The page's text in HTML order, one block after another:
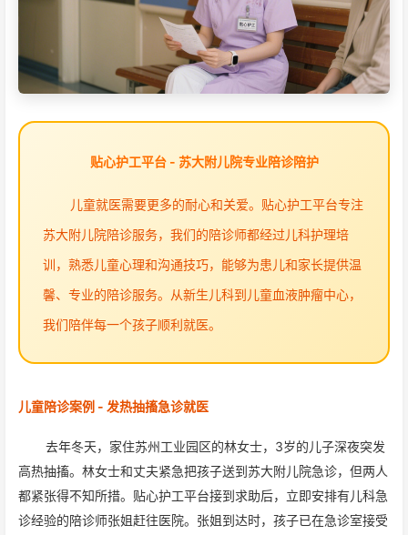
贴心护工平台 - 苏大附儿院专业陪诊陪护
儿童就医需要更多的耐心和关爱。贴心护工平台专注
苏大附儿院陪诊服务，我们的陪诊师都经过儿科护理培
训，熟悉儿童心理和沟通技巧，能够为患儿和家长提供温
馨、专业的陪诊服务。从新生儿科到儿童血液肿瘤中心，
我们陪伴每一个孩子顺利就医。
儿童陪诊案例 - 发热抽搐急诊就医
去年冬天，家住苏州工业园区的林女士，3岁的儿子深夜突发
高热抽搐。林女士和丈夫紧急把孩子送到苏大附儿院急诊，但两人
都紧张得不知所措。贴心护工平台接到求助后，立即安排有儿科急
诊经验的陪诊师张姐赶往医院。张姐到达时，孩子已在急诊室接受